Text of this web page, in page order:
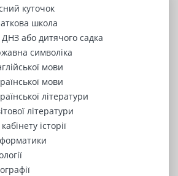
куточок
школа
або дитячого садка
символіка
мови
мови
літератури
літератури
історії